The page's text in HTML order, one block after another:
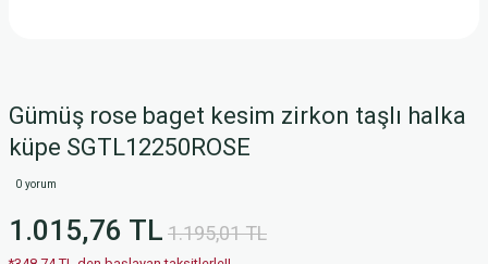
Gümüş rose baget kesim zirkon taşlı halka
küpe SGTL12250ROSE
0 yorum
1.015,76 TL 1.195,01 TL